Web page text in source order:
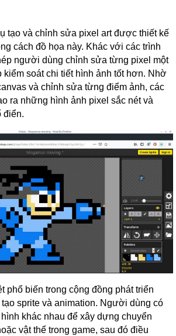
tạo và chỉnh sửa pixel art được thiết kế
cách đồ họa này. Khác với các trình
người dùng chỉnh sửa từng pixel một
kiểm soát chi tiết hình ảnh tốt hơn. Nhờ
và chỉnh sửa từng điểm ảnh, các
ra những hình ảnh pixel sắc nét và
điển.
phổ biến trong cộng đồng phát triển
sprite và animation. Người dùng có
khác nhau để xây dựng chuyển
vật thể trong game, sau đó điều